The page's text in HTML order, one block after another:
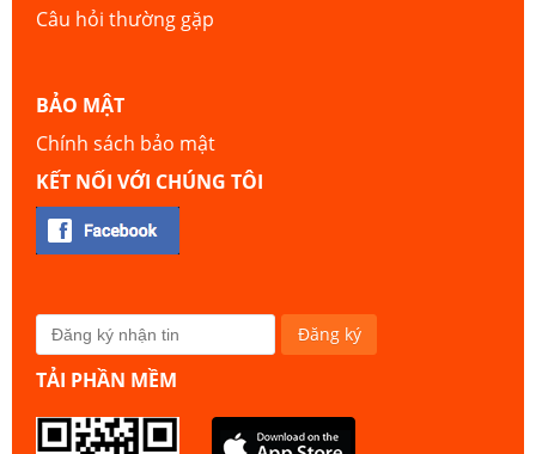
Câu hỏi thường gặp
BẢO MẬT
Chính sách bảo mật
KẾT NỐI VỚI CHÚNG TÔI
TẢI PHẦN MỀM